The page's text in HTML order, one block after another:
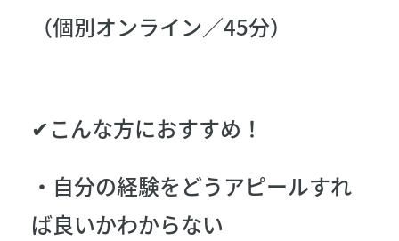
（個別オンライン／45分）
✔こんな方におすすめ！
・自分の経験をどうアピールすれ
ば良いかわからない